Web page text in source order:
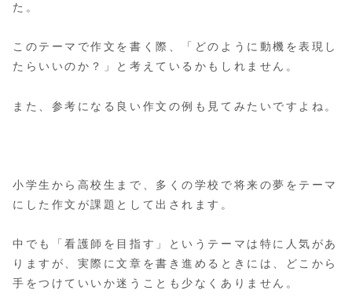
た。
このテーマで作文を書く際、「どのように動機を表現し
たらいいのか？」と考えているかもしれません。
また、参考になる良い作文の例も見てみたいですよね。
小学生から高校生まで、多くの学校で将来の夢をテーマ
にした作文が課題として出されます。
中でも「看護師を目指す」というテーマは特に人気があ
りますが、実際に文章を書き進めるときには、どこから
手をつけていいか迷うことも少なくありません。